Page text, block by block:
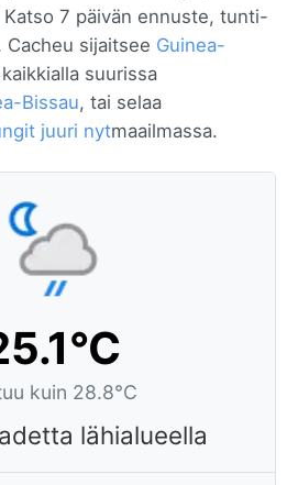
7 päivän ennuste, tunti-
Cacheu sijaitsee Guinea-
suurissa
Bissau, tai selaa
juuri nytmaailmassa.
kuin 28.8°C
lähialueella